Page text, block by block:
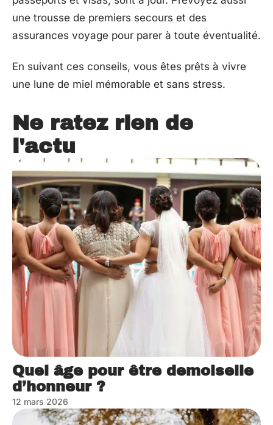
une trousse de premiers secours et des
assurances voyage pour parer à toute éventualité.
En suivant ces conseils, vous êtes prêts à vivre
une lune de miel mémorable et sans stress.
Ne ratez rien de
l'actu
Quel âge pour être demoiselle
d’honneur ?
12 mars 2026